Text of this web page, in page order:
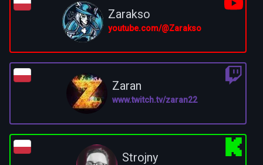
Zarakso
youtube.com/@Zarakso
Zaran
www.twitch.tv/zaran22
Strojny